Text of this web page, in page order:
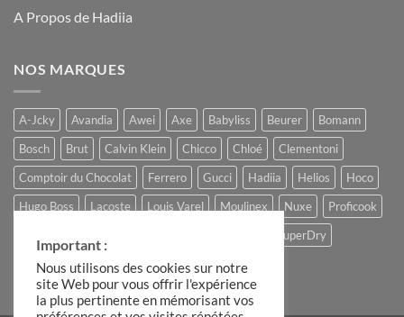
A Propos de Hadiia
NOS MARQUES
A-Jcky Avandia Awei Axe Babyliss Beurer
Bomann
Bosch
Brut Calvin Klein Chicco Chloé
Clementoni
Comptoir du Chocolat
Ferrero Gucci Hadiia Helios
Hoco
Hugo Boss
Lacoste Louis Varel Moulinex Nuxe
Proficook
SuperDry
The Candle Factory
Ulric de Varens
Important :
Nous utilisons des cookies sur notre
site Web pour vous offrir l'expérience
la plus pertinente en mémorisant vos